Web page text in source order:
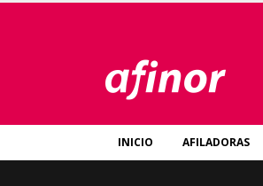
INICIO AFILADORAS